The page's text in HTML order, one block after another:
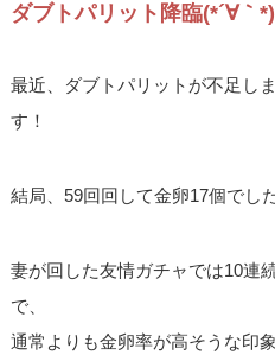
ダブトパリット降臨(*´∀｀*)
最近、ダブトパリットが不足し
す！
結局、59回回して金卵17個でし
妻が回した友情ガチャでは10連
で、
通常よりも金卵率が高そうな印象